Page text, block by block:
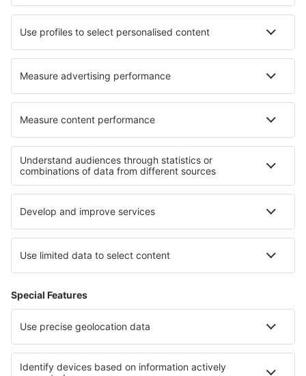
Hoteluri în Sestri Levante Hoteluri în Bertasiunai
Hoteluri în Beladice Hoteluri în Northwich
Cele mai bune hoteluri - regiuni
Hoteluri in Țara Bascilor Hoteluri in Pyrenees Mountains
Hoteluri in Costa de la Luz Hoteluri in Provincia Madrid
Hoteluri in Tenerife Hoteluri în Riviera Engleză
Hoteluri în Pucón Hoteluri in Parcul Național Zion